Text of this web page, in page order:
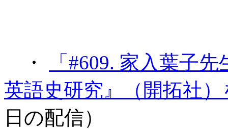
・
「#609. 家入葉子
英語史研究』（開拓社
日の配信）